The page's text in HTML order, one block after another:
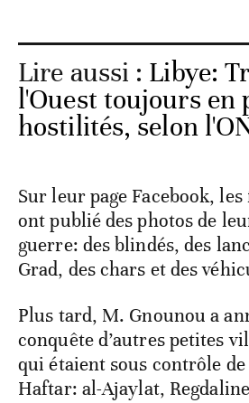
Lire aussi : Libye:
l'Ouest toujours en
hostilités, selon
Sur leur page Facebook,
ont publié des photos de
guerre: des blindés, des
Grad, des chars et des
Plus tard, M. Gnounou a
conquête d’autres petites
qui étaient sous contrôle
Haftar: al-Ajaylat,